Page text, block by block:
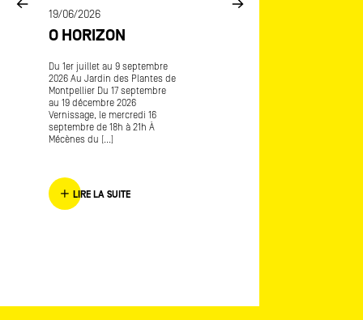
19/06/2026
O HORIZON
Du 1er juillet au 9 septembre
2026 Au Jardin des Plantes de
Montpellier Du 17 septembre
au 19 décembre 2026
Vernissage, le mercredi 16
septembre de 18h à 21h À
Mécènes du [...]
LIRE LA SUITE